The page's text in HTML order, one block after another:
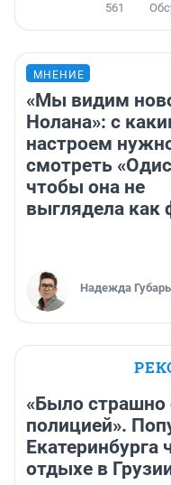
561
МНЕНИЕ
«Мы видим
Нолана»: с
настроем
смотреть
чтобы она не
выглядела как
Надежда Губарь
«Было страшно
полицией».
Екатеринбурга
отдыхе в